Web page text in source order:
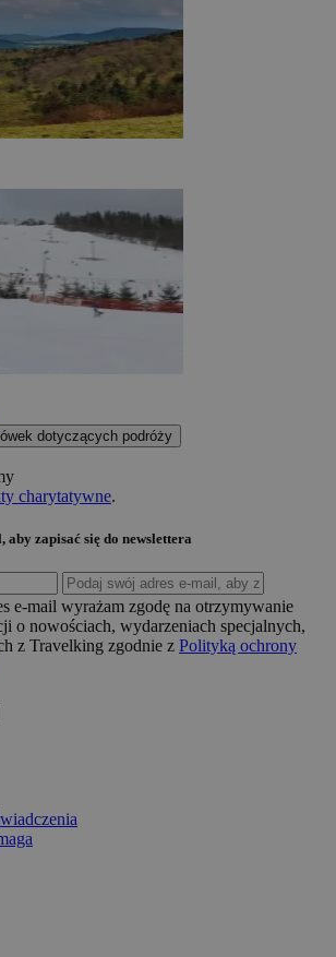
dotyczących podróży
charytatywne.
aby zapisać się do newslettera
e-mail wyrażam zgodę na otrzymywanie
o nowościach, wydarzeniach specjalnych,
z Travelking zgodnie z Polityką ochrony